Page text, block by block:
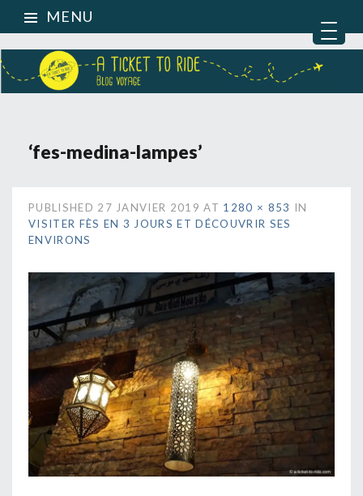
MENU
‘fes-medina-lampes’
PUBLISHED 27 JANVIER 2019 AT 1280 × 853 IN
VISITER FÈS EN 3 JOURS ET DÉCOUVRIR SES
ENVIRONS